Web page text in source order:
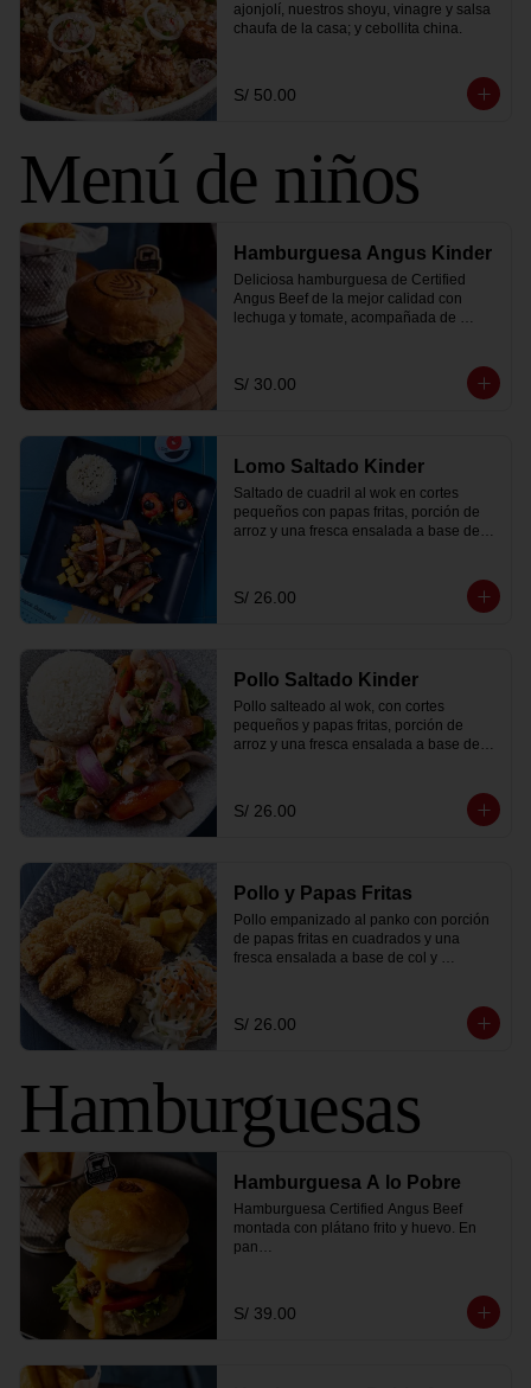
ajonjolí, nuestros shoyu, vinagre y salsa
chaufa de la casa; y cebollita china.
S/ 50.00
Menú de niños
Hamburguesa Angus Kinder
Deliciosa hamburguesa de Certified
Angus Beef de la mejor calidad con
lechuga y tomate, acompañada de
S/ 30.00
Lomo Saltado Kinder
Saltado de cuadril al wok en cortes
pequeños con papas fritas, porción de
arroz y una fresca ensalada a base de
S/ 26.00
Pollo Saltado Kinder
Pollo salteado al wok, con cortes
pequeños y papas fritas, porción de
arroz y una fresca ensalada a base de
S/ 26.00
Pollo y Papas Fritas
Pollo empanizado al panko con porción
de papas fritas en cuadrados y una
fresca ensalada a base de col y
S/ 26.00
Hamburguesas
Hamburguesa A lo Pobre
Hamburguesa Certified Angus Beef
montada con plátano frito y huevo. En
pan
viene con
papas fritas peruanitas y 1 bebida coca
S/ 39.00